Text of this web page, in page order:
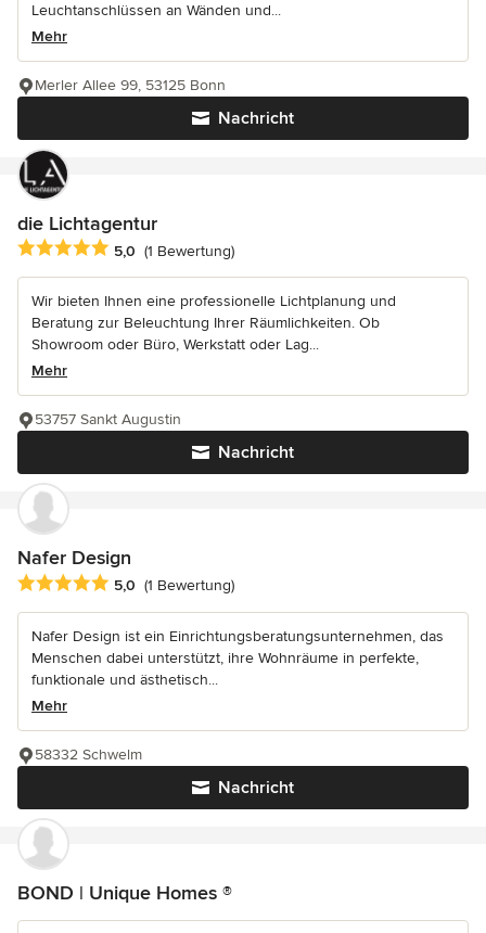
Leuchtanschlüssen an Wänden und...
Mehr
Nachricht
Merler Allee 99, 53125 Bonn
die Lichtagentur
Durchschnittliche Bewertung: 5 von 5 Sternen
5,0 (1 Bewertung)
Wir bieten Ihnen eine professionelle Lichtplanung und
Beratung zur Beleuchtung Ihrer Räumlichkeiten. Ob
Showroom oder Büro, Werkstatt oder Lag...
Mehr
Nachricht
53757 Sankt Augustin
Nafer Design
Durchschnittliche Bewertung: 5 von 5 Sternen
5,0 (1 Bewertung)
Nafer Design ist ein Einrichtungsberatungsunternehmen, das
Menschen dabei unterstützt, ihre Wohnräume in perfekte,
funktionale und ästhetisch...
Mehr
Nachricht
58332 Schwelm
BOND | Unique Homes ®